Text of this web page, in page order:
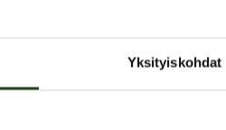
Yksityiskohdat